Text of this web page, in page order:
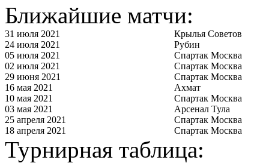
Ближайшие матчи:
31 июля 2021
Крылья Советов
24 июля 2021
Рубин
05 июля 2021
Спартак Москва
02 июля 2021
Спартак Москва
29 июня 2021
Спартак Москва
16 мая 2021
Ахмат
10 мая 2021
Спартак Москва
03 мая 2021
Арсенал Тула
25 апреля 2021
Спартак Москва
18 апреля 2021
Спартак Москва
Турнирная таблица: